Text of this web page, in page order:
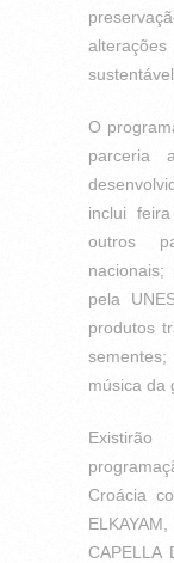
O
parceria
inclui
outros
nacionais;
pela
produtos
música da
Croácia
CAPELLA